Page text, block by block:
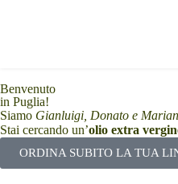
Benvenuto
in Puglia!
Siamo Gianluigi, Donato e
Stai cercando un’olio extra
ORDINA SUBITO LA TUA